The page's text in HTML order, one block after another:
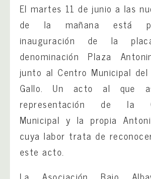
El martes 11 de junio a las
de la mañana está
inauguración de la
denominación Plaza
junto al Centro Municipal del
Gallo. Un acto al que
representación de la
Municipal y la propia
cuya labor trata de
este acto.